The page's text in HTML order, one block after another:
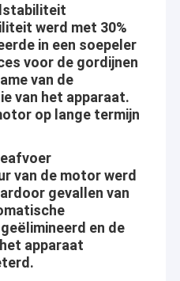
werd met 30%
in een soepeler
voor de gordijnen
van de
van het apparaat.
op lange termijn
van de motor werd
gevallen van
en de
apparaat